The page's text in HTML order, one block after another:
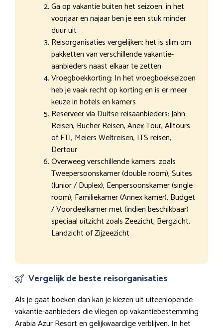
Ga op vakantie buiten het seizoen: in het
voorjaar en najaar ben je een stuk minder
duur uit
Reisorganisaties vergelijken: het is slim om
pakketten van verschillende vakantie-
aanbieders naast elkaar te zetten
Vroegboekkorting: In het vroegboekseizoen
heb je vaak recht op korting en is er meer
keuze in hotels en kamers
Reserveer via Duitse reisaanbieders: Jahn
Reisen, Bucher Reisen, Anex Tour, Alltours
of FTI, Meiers Weltreisen, ITS reisen,
Dertour
Overweeg verschillende kamers: zoals
Tweepersoonskamer (double room), Suites
(Junior / Duplex), Eenpersoonskamer (single
room), Familiekamer (Annex kamer), Budget
/ Voordeelkamer met (indien beschikbaar)
speciaal uitzicht zoals Zeezicht, Bergzicht,
Landzicht of Zijzeezicht
Vergelijk de beste reisorganisaties
Als je gaat boeken dan kan je kiezen uit uiteenlopende
vakantie-aanbieders die vliegen op vakantiebestemming
Arabia Azur Resort en gelijkwaardige verblijven. In het